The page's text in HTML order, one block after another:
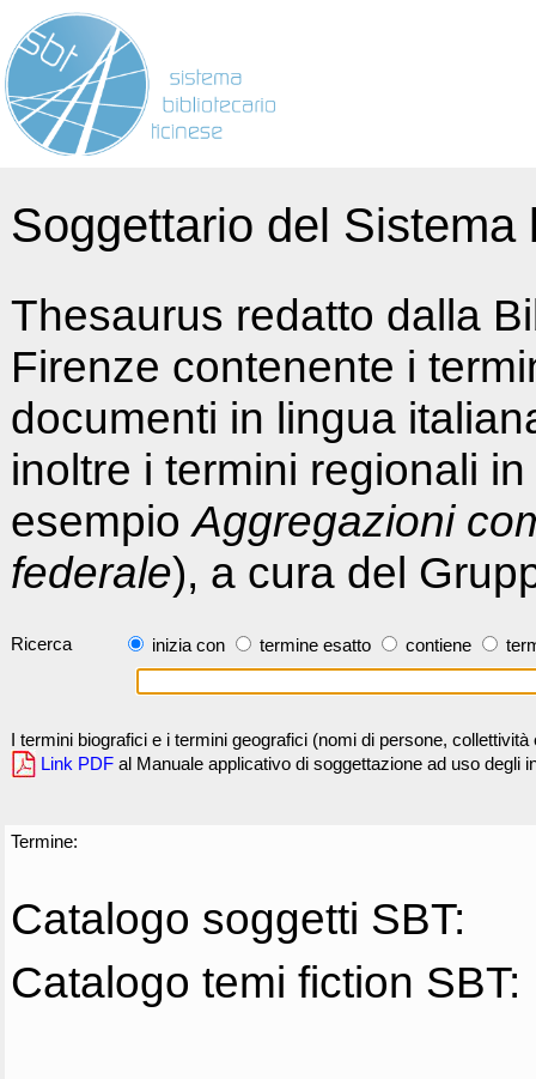
Soggettario del
Thesaurus redatto dalla
Firenze contenente i
documenti in lingua
inoltre i termini regionali
esempioAggregazioni
federale), a cura del
Ricerca inizia con termine esatto contiene
I termini biografici e i termini geografici (nomi di persone,
Link PDF al Manuale applicativo di soggettazione ad uso degli
Termine:
Catalogo soggetti SBT:
Catalogo temi fiction SBT: